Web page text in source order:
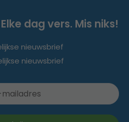
dag vers. Mis niks!
nieuwsbrief
nieuwsbrief